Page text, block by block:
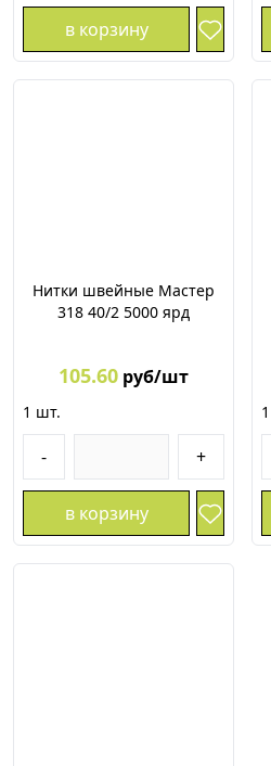
в корзину
Нитки швейные Мастер
318 40/2 5000 ярд
105.60 руб/шт
1 шт.
- +
в корзину
1